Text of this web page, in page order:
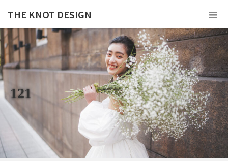
THE KNOT DESIGN
121